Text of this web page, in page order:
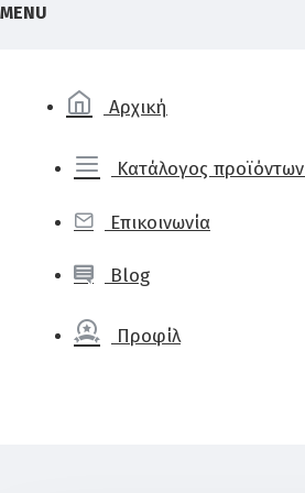
MENU
Αρχική
Κατάλογος προϊόντων
Επικοινωνία
Blog
Προφίλ